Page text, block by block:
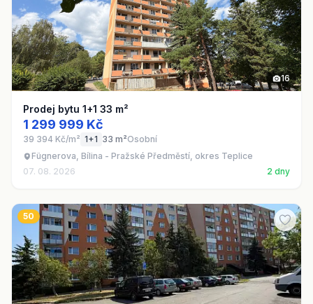
16
Prodej bytu 1+1 33 m²
1 299 999 Kč
39 394 Kč/m² 1+1 33 m²Osobní
Fügnerova, Bílina - Pražské Předměstí, okres Teplice
07. 08. 2026
2 dny
50